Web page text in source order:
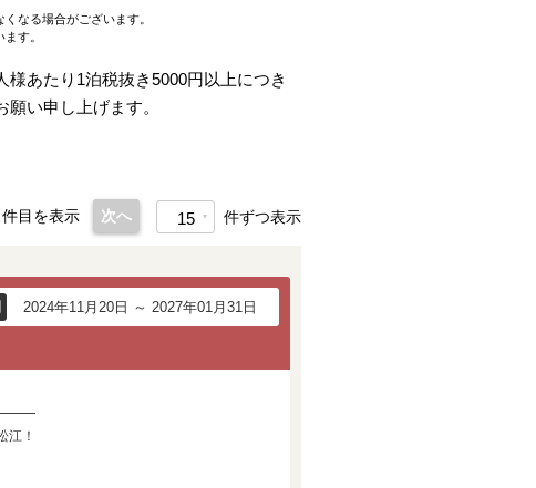
なる場合がございます。
す。
あたり1泊税抜き5000円以上につき
い申し上げます。
15 件ずつ表示
件目を表示 次へ
2024年11月20日 ～ 2027年01月31日
江！